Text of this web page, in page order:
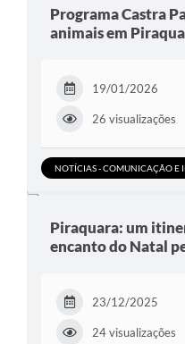
Programa Castra
animais em
19/01/2026
26 visualizações
NOTÍCIAS - COMUNICAÇÃO E
Piraquara: um
encanto do Natal
23/12/2025
24 visualizações